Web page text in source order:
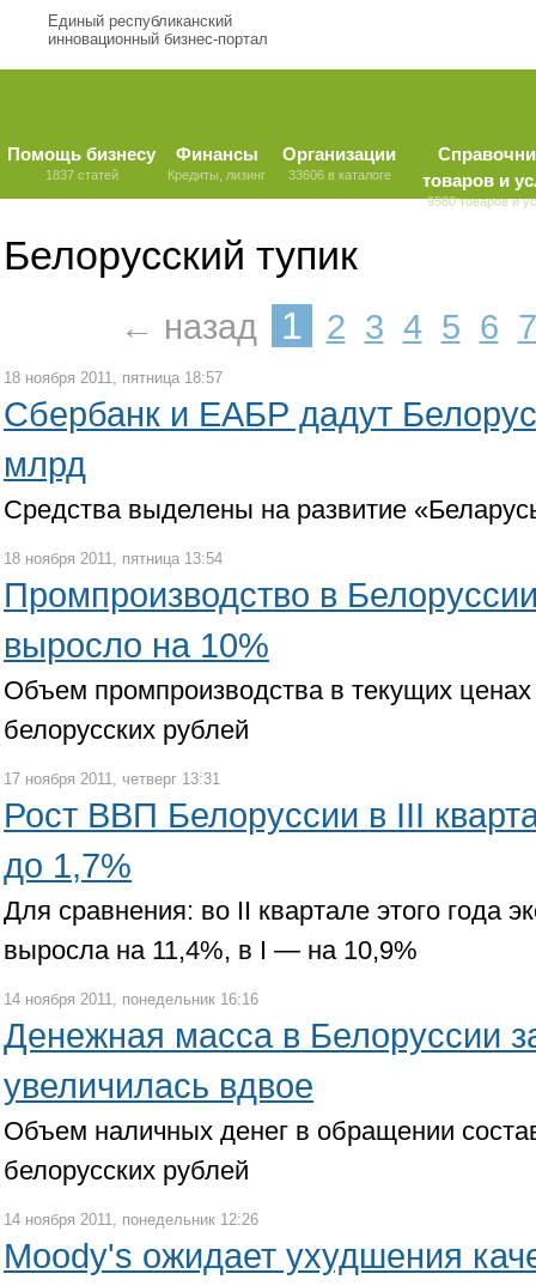
Единый республиканский
инновационный бизнес-портал
Помощь бизнесу
1837 статей
Финансы
Кредиты, лизинг
Организации
33606 в каталоге
товаров и
9580 товаров и
Белорусский тупик
← назад 1 2 3 4 5 6 7
18 ноября 2011, пятница 18:57
Сбербанк и ЕАБР дадут
млрд
Средства выделены на развитие
18 ноября 2011, пятница 13:54
Промпроизводство в
выросло на 10%
Объем промпроизводства в текущих ценах
белорусских рублей
17 ноября 2011, четверг 13:31
Рост ВВП Белоруссии в III
до 1,7%
Для сравнения: во II квартале этого года
выросла на 11,4%, в I — на 10,9%
14 ноября 2011, понедельник 16:16
Денежная масса в Белоруссии
увеличилась вдвое
Объем наличных денег в обращении
белорусских рублей
14 ноября 2011, понедельник 12:26
Moody's ожидает ухудшения